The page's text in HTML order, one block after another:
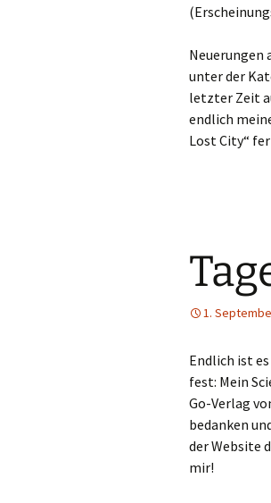
Neuerungen
unter der
letzter Zeit
endlich
Lost City“
1.
Endlich ist
fest: Mein
Go-Verlag
bedanken
der Website
mir!